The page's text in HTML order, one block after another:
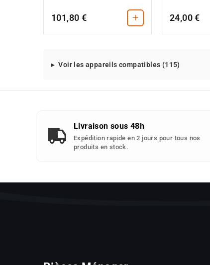
101,80 € + 24,00 €
Modeles
detachee
:
Voir les appareils compatibles (115)
Livraison sous 48h
Expédition rapide en 2 jours pour tous nos
produits en stock.